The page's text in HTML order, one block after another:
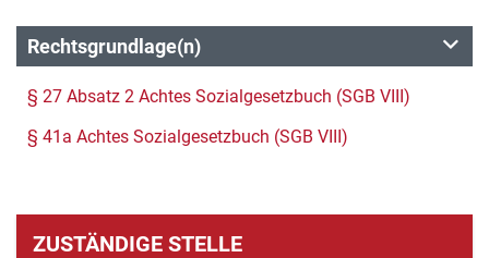
Rechtsgrundlage(n)
§ 27 Absatz 2 Achtes Sozialgesetzbuch (SGB VIII)
§ 41a Achtes Sozialgesetzbuch (SGB VIII)
ZUSTÄNDIGE STELLE